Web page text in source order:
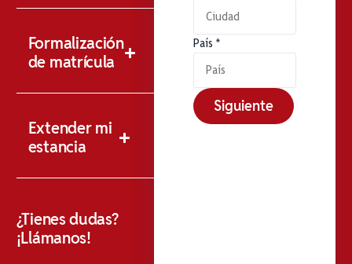
Formalización
de matrícula
Extender mi
estancia
¿Tienes dudas?
¡Llámanos!
País *
Siguiente